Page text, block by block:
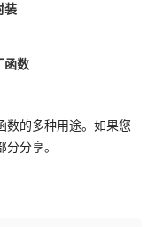
装
函数
数的多种用途。如果您
分享。